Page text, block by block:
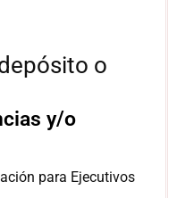
o
para Ejecutivos
y/o